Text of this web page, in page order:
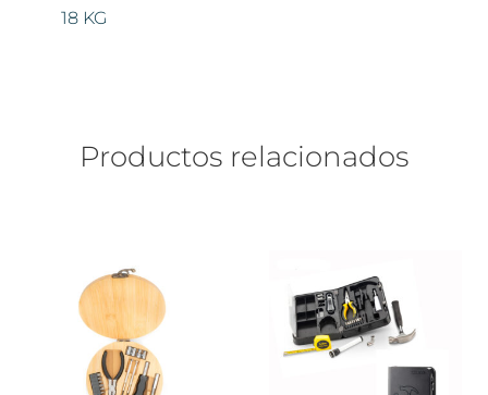
18 KG
Productos relacionados